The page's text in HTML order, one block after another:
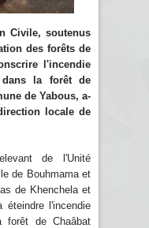
Civile, soutenus
des forêts de
l'incendie
la forêt de
de Yabous, a-
locale de
de l'Unité
de Bouhmama et
de Khenchela et
l'incendie
forêt de Chaâbat